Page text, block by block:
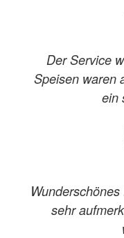
Der Service
Speisen waren
ein
sehr